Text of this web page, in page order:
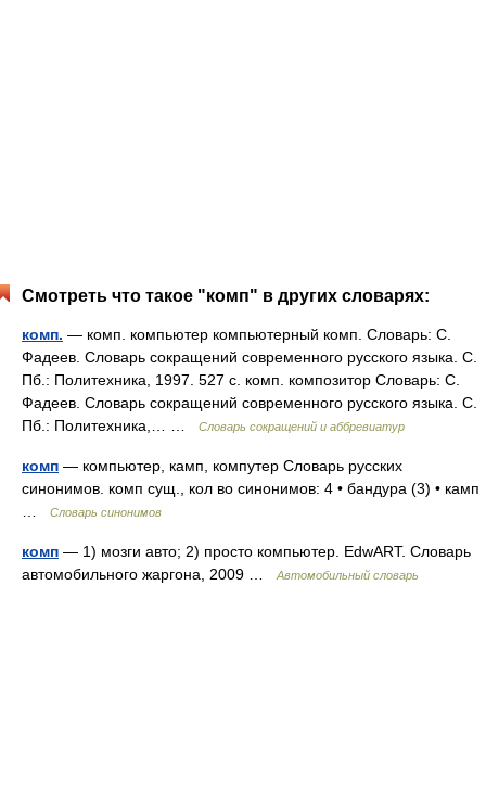
Смотреть что такое "комп" в других словарях:
комп. — комп. компьютер компьютерный комп. Словарь: С.
Фадеев. Словарь сокращений современного русского языка. С.
Пб.: Политехника, 1997. 527 с. комп. композитор Словарь: С.
Фадеев. Словарь сокращений современного русского языка. С.
Пб.: Политехника,… …
Словарь сокращений и аббревиатур
комп — компьютер, камп, компутер Словарь русских
синонимов. комп сущ., кол во синонимов: 4 • бандура (3) • камп
Словарь синонимов
комп — 1) мозги авто; 2) просто компьютер. EdwART. Словарь
автомобильного жаргона, 2009 …
Автомобильный словарь